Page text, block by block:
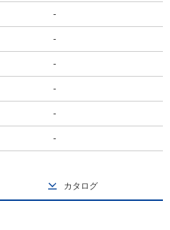
-
-
-
-
-
-
カタログ